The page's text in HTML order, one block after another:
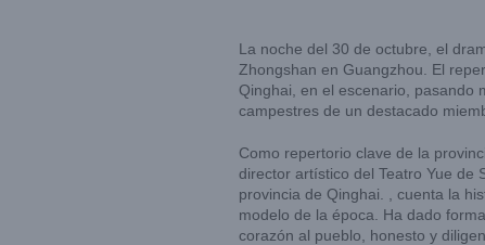
La noche del 30 de octubre, el
Zhongshan en Guangzhou. El
Qinghai, en el escenario, pasando
campestres de un destacado
Como repertorio clave de la
director artístico del Teatro Yue de
provincia de Qinghai. , cuenta la
modelo de la época. Ha dado
corazón al pueblo, honesto y